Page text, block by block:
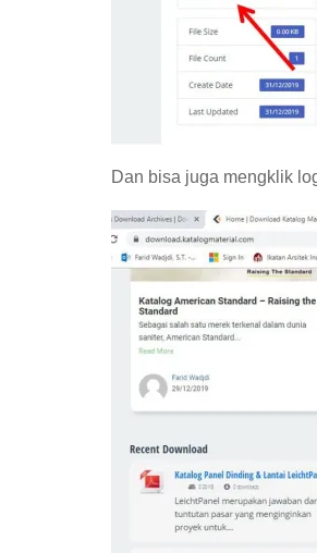
Dan bisa juga mengklik